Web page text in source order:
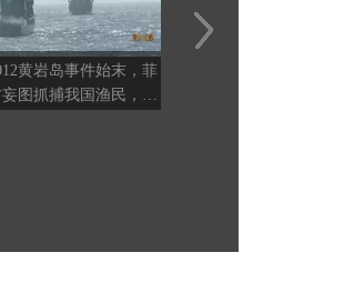
黄岩岛事件始末，菲
图抓捕我国渔民，引